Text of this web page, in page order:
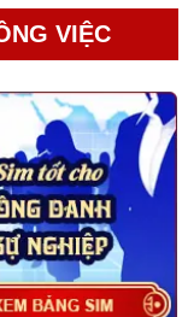
động tốt xấu
thể sim này có
chưa hẳn.
VIỆC